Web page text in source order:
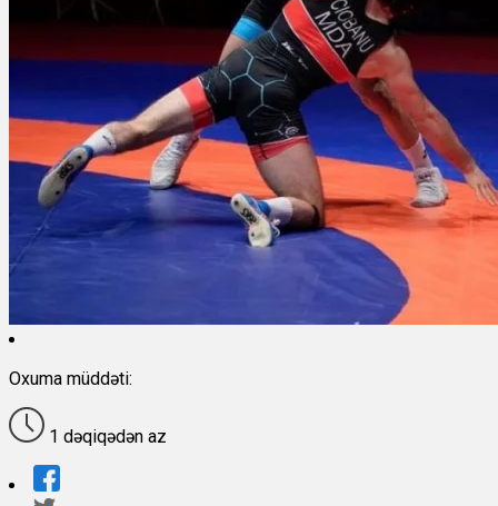
Oxuma müddəti:
1 dəqiqədən az